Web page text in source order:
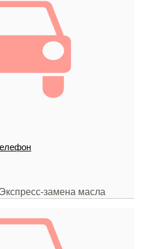
замена масла